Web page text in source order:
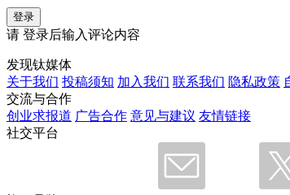
登录
请 登录后输入评论内容
发现钛媒体
关于我们 投稿须知 加入我们 联系我们 隐私政策
交流与合作
创业求报道 广告合作 意见与建议 友情链接
社交平台